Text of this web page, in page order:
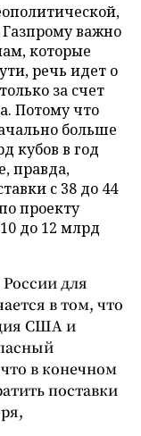
важно
которые
речь идет о
за счет
Потому что
больше
кубов в год
правда,
с 38 до 44
проекту
до 12 млрд
для
в том, что
США и
в конечном
поставки